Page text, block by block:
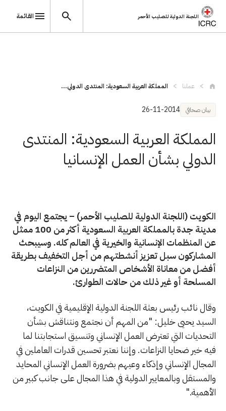
اللجنة الدولية للصليب الأحمر القائمة
عملنا المملكة العربية السعودية: المنتدى الدولي...
بيان صحافي 26-11-2014
المملكة العربية السعودية: المنتدى
الدولي بشأن العمل الإنسانيا
الكويت (اللجنة الدولية للصليب الأحمر) – يجتمع اليوم في
مدينة جدة بالمملكة العربية السعودية أكثر من 100 ممثل
عن المنظمات الإنسانية والخيرية في العالم كله. وسيبحث
المشاركون سبل تعزيز أنشطتهم من أجل التخفيف بطريقة
أفضل من معاناة الأشخاص المتضررين من النزاعات
المسلحة أو غير ذلك من حالات الطوارئ.
وقال نائب رئيس بعثة اللجنة الدولية الإقليمية في الكويت،
السيد يحيى خليل: "من المهم أن نجتمع ونتناقش بشأن
التحديات التي تعترض العمل الإنساني وتنسيق استجابتنا لما
فيه خير ضحايا النزاعات. وإننا نعتبر تحسين قدرات العاملين في
المجال الإنساني وإذكاء وعيهم بضرورة العمل الإنساني المحايد
والمستقل وبالمعايير الدولية في هذا المجال على جانب كبير من
الأهمية."